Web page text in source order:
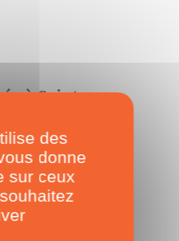
à Sainte-
#4
2025
des
donne
sur ceux